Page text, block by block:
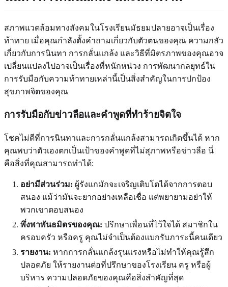
สภาพแวดล้อมทางสังคมในโรงเรียนมัธยมปลายอาจเป็นเรื่อง
ท้าทาย เมื่อคุณกำลังตั้งคำถามเกี่ยวกับตัวตนของคุณ ความกลัว
เกี่ยวกับการนินทา การกลั่นแกล้ง และวิธีที่มิตรภาพของคุณอาจ
เปลี่ยนแปลงไปอาจเป็นเรื่องที่หนักหน่วง การพัฒนากลยุทธ์ใน
การรับมือกับความท้าทายเหล่านี้เป็นสิ่งสำคัญในการปกป้อง
สุขภาพจิตของคุณ
การรับมือกับข่าวลือและคำพูดที่ทำร้ายจิตใจ
โชคไม่ดีที่การนินทาและการกลั่นแกล้งสามารถเกิดขึ้นได้ หาก
คุณพบว่าตัวเองตกเป็นเป้าของคำพูดที่ไม่สุภาพหรือข่าวลือ นี่
คือสิ่งที่คุณสามารถทำได้:
อย่ามีส่วนร่วม: ผู้รังแกมักจะเจริญเติบโตได้จากการตอบ
สนอง แม้ว่ามันจะยากอย่างเหลือเชื่อ แต่พยายามอย่าให้
พวกเขาตอบสนอง
พึ่งพาพันธมิตรของคุณ: ปรึกษาเพื่อนที่ไว้ใจได้ สมาชิกใน
ครอบครัว หรือครู คุณไม่จำเป็นต้องแบกรับภาระนี้คนเดียว
รายงาน: หากการกลั่นแกล้งรุนแรงหรือไม่ทำให้คุณรู้สึก
ปลอดภัย ให้รายงานต่อที่ปรึกษาของโรงเรียน ครู หรือผู้
บริหาร ความปลอดภัยของคุณคือสิ่งสำคัญที่สุด